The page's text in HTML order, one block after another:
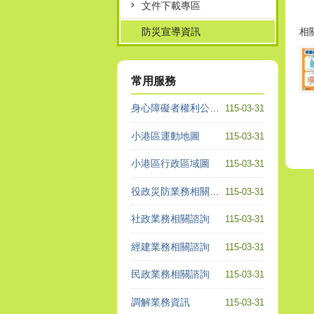
文件下載專區
防災宣導資訊
常用服務
115-03-31
身心障礙者權利公約專區
115-03-31
小港區運動地圖
115-03-31
小港區行政區域圖
115-03-31
役政災防業務相關諮詢
115-03-31
社政業務相關諮詢
115-03-31
經建業務相關諮詢
115-03-31
民政業務相關諮詢
115-03-31
調解業務資訊
相